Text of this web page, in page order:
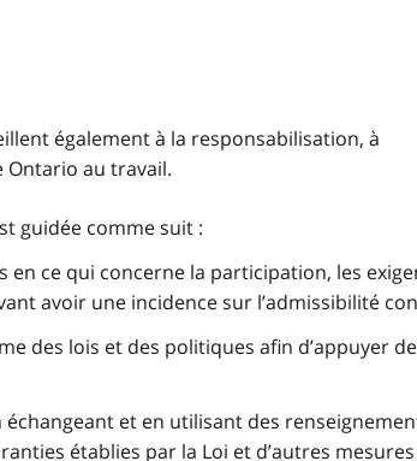
également à la responsabilisation, à
Ontario au travail.
guidée comme suit :
ce qui concerne la participation, les
avoir une incidence sur l’admissibilité
des lois et des politiques afin d’appuyer
et en utilisant des
établies par la Loi et d’autres